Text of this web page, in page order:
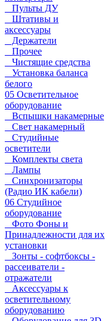
Пульты ДУ
Штативы и
аксессуары
Держатели
Прочее
Чистящие средства
Установка баланса
белого
05 Осветительное
оборудование
Вспышки накамерные
Свет накамерный
Студийные
осветители
Комплекты света
Лампы
Синхронизаторы
(Радио ИК кабели)
06 Студийное
оборудование
Фото Фоны и
Принадлежности для их
установки
Зонты - софтбоксы -
рассеиватели -
отражатели
Аксессуары к
осветительному
оборудованию